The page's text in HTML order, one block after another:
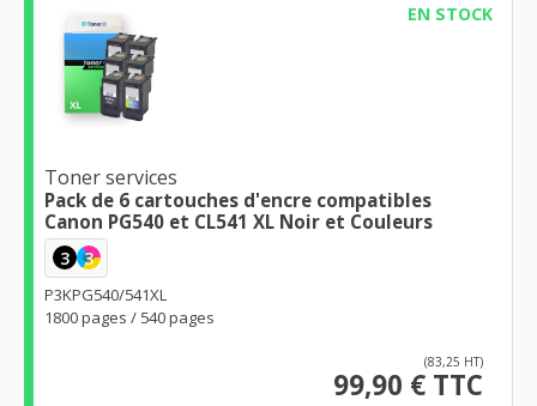
EN STOCK
Toner services
Pack de 6 cartouches d'encre compatibles
Canon PG540 et CL541 XL Noir et Couleurs
3 3
P3KPG540/541XL
1800 pages / 540 pages
(83,25 HT)
99,90 € TTC